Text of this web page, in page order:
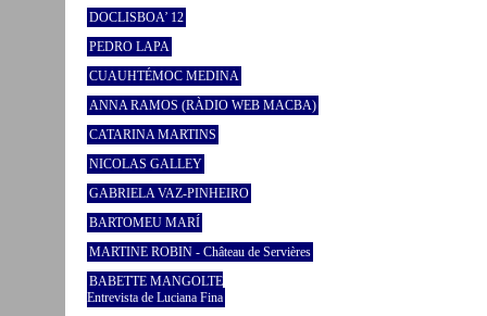
DOCLISBOA’ 12
PEDRO LAPA
CUAUHTÉMOC MEDINA
ANNA RAMOS (RÀDIO WEB MACBA)
CATARINA MARTINS
NICOLAS GALLEY
GABRIELA VAZ-PINHEIRO
BARTOMEU MARÍ
MARTINE ROBIN - Château de Servières
BABETTE MANGOLTE
Entrevista de Luciana Fina